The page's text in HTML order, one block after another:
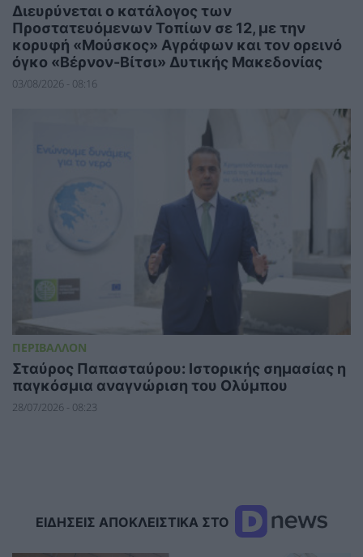
Διευρύνεται ο κατάλογος των
Προστατευόμενων Τοπίων σε 12, με την
κορυφή «Μούσκος» Αγράφων και τον ορεινό
όγκο «Βέρνον-Βίτσι» Δυτικής Μακεδονίας
03/08/2026 - 08:16
ΠΕΡΙΒΑΛΛΟΝ
Σταύρος Παπασταύρου: Ιστορικής σημασίας η
παγκόσμια αναγνώριση του Ολύμπου
28/07/2026 - 08:23
ΕΙΔΗΣΕΙΣ ΑΠΟΚΛΕΙΣΤΙΚΑ ΣΤΟ